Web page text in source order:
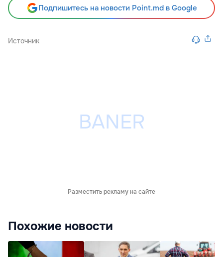
Подпишитесь на новости Point.md в Google
Источник
Разместить рекламу на сайте
Похожие новости